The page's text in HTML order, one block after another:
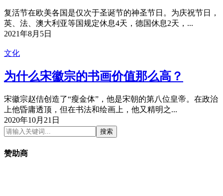
复活节在欧美各国是仅次于圣诞节的神圣节日。为庆祝节日，
英、法、澳大利亚等国规定休息4天，德国休息2天，...
2021年8月5日
文化
为什么宋徽宗的书画价值那么高？
宋徽宗赵佶创造了“瘦金体”，他是宋朝的第八位皇帝。在政治
上他昏庸透顶，但在书法和绘画上，他又精明之...
2020年10月21日
搜索
赞助商